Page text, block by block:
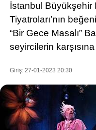
SAĞLIK
TEKNOLOJİ
İstanbul Büyükşehir
Tiyatroları’nın
“Bir Gece Masalı”
seyircilerin karşısına
Giriş: 27-01-2023 20:30